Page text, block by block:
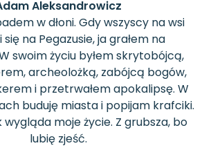
Aleksandrowicz
w dłoni. Gdy wszyscy na wsi
na Pegazusie, ja grałem na
swoim życiu byłem skrytobójcą,
archeolożką, zabójcą bogów,
i przetrwałem apokalipsę. W
buduję miasta i popijam krafciki.
wygląda moje życie. Z grubsza, bo
lubię zjeść.